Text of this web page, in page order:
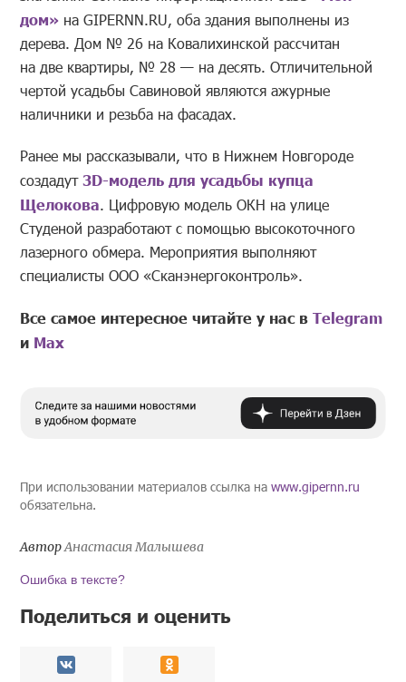
дом» на GIPERNN.RU, оба здания выполнены из
дерева. Дом № 26 на Ковалихинской рассчитан
на две квартиры, № 28 — на десять. Отличительной
чертой усадьбы Савиновой являются ажурные
наличники и резьба на фасадах.
Ранее мы рассказывали, что в Нижнем Новгороде
создадут3D-модель для усадьбы купца
Щелокова. Цифровую модель ОКН на улице
Студеной разработают с помощью высокоточного
лазерного обмера. Мероприятия выполняют
специалисты ООО «Сканэнергоконтроль».
Все самое интересное читайте у нас вTelegram
и Mах
При использовании материалов ссылка наwww.gipernn.ru
обязательна.
АвторАнастасия Малышева
Ошибка в тексте?
Поделиться и оценить